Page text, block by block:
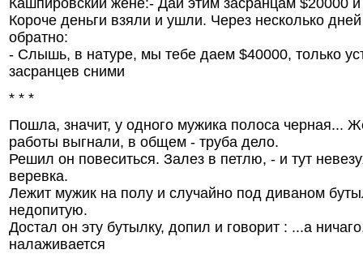
Кашпировский жене:- Дай этим засранцам $20000
Короче деньги взяли и ушли. Через несколько
обратно:
- Слышь, в натуре, мы тебе даем $40000, только
засранцев сними
* * *
Пошла, значит, у одного мужика полоса черная...
работы выгнали, в общем - труба дело.
Решил он повеситься. Залез в петлю, - и тут
веревка.
Лежит мужик на полу и случайно под диваном
недопитую.
Достал он эту бутылку, допил и говорит : ...а
налаживается